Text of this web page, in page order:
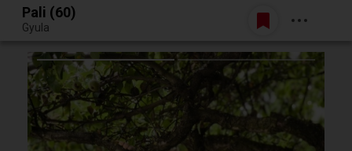
Egy jó randiból bármi lehet.
Belépés
Pali (60)
Gyula